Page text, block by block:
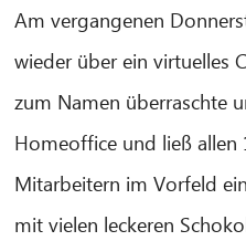
Am vergangenen
wieder über ein virtuelles
zum Namen überraschte
Homeoffice und ließ
Mitarbeitern im Vorfeld
mit vielen leckeren